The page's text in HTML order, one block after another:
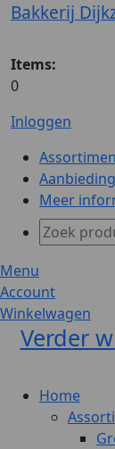
Bakkerij
Items:
0
Inloggen
Meer
Menu
Account
Winkelwagen
Verder
Home